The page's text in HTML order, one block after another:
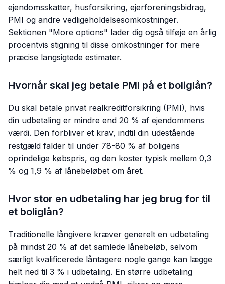
ejendomsskatter, husforsikring, ejerforeningsbidrag,
PMI og andre vedligeholdelsesomkostninger.
Sektionen "More options" lader dig også tilføje en årlig
procentvis stigning til disse omkostninger for mere
præcise langsigtede estimater.
Hvornår skal jeg betale PMI på et boliglån?
Du skal betale privat realkreditforsikring (PMI), hvis
din udbetaling er mindre end 20 % af ejendommens
værdi. Den forbliver et krav, indtil din udestående
restgæld falder til under 78-80 % af boligens
oprindelige købspris, og den koster typisk mellem 0,3
% og 1,9 % af lånebeløbet om året.
Hvor stor en udbetaling har jeg brug for til
et boliglån?
Traditionelle långivere kræver generelt en udbetaling
på mindst 20 % af det samlede lånebeløb, selvom
særligt kvalificerede låntagere nogle gange kan lægge
helt ned til 3 % i udbetaling. En større udbetaling